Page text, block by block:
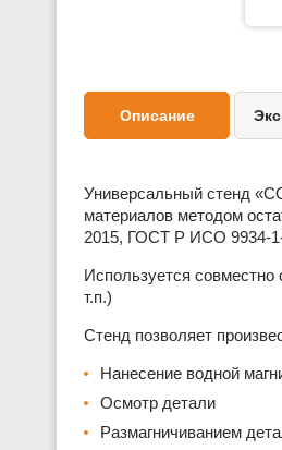
Описание
Универсальный стенд
материалов методом
2015, ГОСТ Р ИСО 9934-
Используется
т.п.)
Стенд позволяет
Нанесение водной
Осмотр детали
Размагничиванием